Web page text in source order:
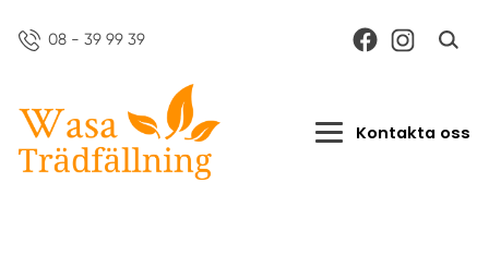
08 - 39 99 39
Kontakta oss